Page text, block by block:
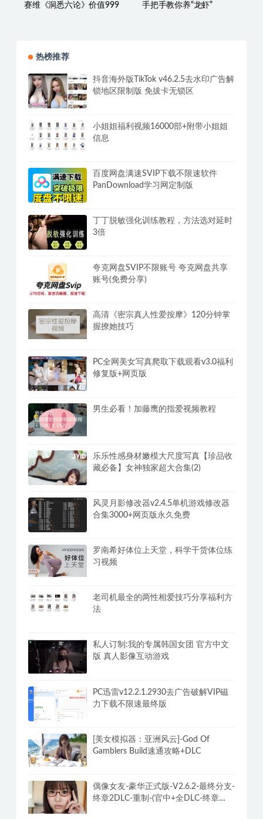
赛维《洞悉六论》价值999 手把手教你养“龙虾”
热榜推荐
抖音海外版TikTok v46.2.5去水印广告解
锁地区限制版 免拔卡无锁区
小姐姐福利视频16000部+附带小姐姐
信息
百度网盘满速SVIP下载不限速软件
PanDownload学习网定制版
丁丁脱敏强化训练教程，方法选对延时
3倍
夸克网盘SVIP不限账号 夸克网盘共享
账号(免费分享)
高清《密宗真人性爱按摩》120分钟掌
握撩她技巧
PC全网美女写真爬取下载观看v3.0福利
修复版+网页版
男生必看！加藤鹰的指爱视频教程
乐乐性感身材嫩模大尺度写真【珍品收
藏必备】女神独家超大合集(2)
风灵月影修改器v2.4.5单机游戏修改器
合集3000+网页版永久免费
罗南希好体位上天堂，科学干货体位练
习视频
老司机最全的两性相爱技巧分享福利方
法
私人订制:我的专属韩国女团 官方中文
版 真人影像互动游戏
PC迅雷v12.2.1.2930去广告破解VIP磁
力下载不限速最终版
[美女模拟器：亚洲风云]-God Of
Gamblers Build速通攻略+DLC
偶像女友-豪华正式版-V2.6.2-最终分支-
终章2DLC-重制-(官中+全DLC-终章